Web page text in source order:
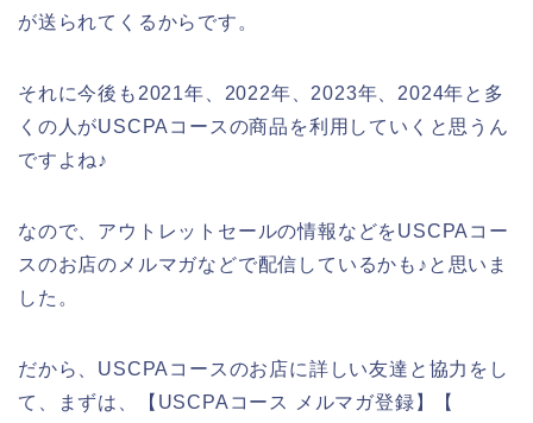
が送られてくるからです。
それに今後も2021年、2022年、2023年、2024年と多
くの人がUSCPAコースの商品を利用していくと思うん
ですよね♪
なので、アウトレットセールの情報などをUSCPAコー
スのお店のメルマガなどで配信しているかも♪と思いま
した。
だから、USCPAコースのお店に詳しい友達と協力をし
て、まずは、【USCPAコース メルマガ登録】【